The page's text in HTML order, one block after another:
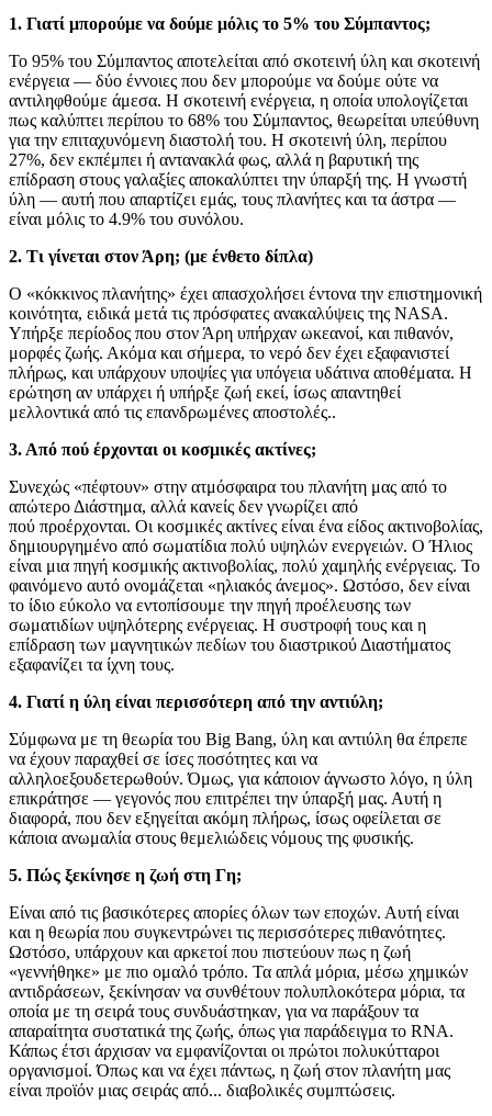
1. Γιατί μπορούμε να δούμε μόλις το 5% του Σύμπαντος;
Το 95% του Σύμπαντος αποτελείται από σκοτεινή ύλη και σκοτεινή
ενέργεια — δύο έννοιες που δεν μπορούμε να δούμε ούτε να
αντιληφθούμε άμεσα. Η σκοτεινή ενέργεια, η οποία υπολογίζεται
πως καλύπτει περίπου το 68% του Σύμπαντος, θεωρείται υπεύθυνη
για την επιταχυνόμενη διαστολή του. Η σκοτεινή ύλη, περίπου
27%, δεν εκπέμπει ή αντανακλά φως, αλλά η βαρυτική της
επίδραση στους γαλαξίες αποκαλύπτει την ύπαρξή της. Η γνωστή
ύλη — αυτή που απαρτίζει εμάς, τους πλανήτες και τα άστρα —
είναι μόλις το 4.9% του συνόλου.
2. Τι γίνεται στον Άρη; (με ένθετο δίπλα)
Ο «κόκκινος πλανήτης» έχει απασχολήσει έντονα την επιστημονική
κοινότητα, ειδικά μετά τις πρόσφατες ανακαλύψεις της NASA.
Υπήρξε περίοδος που στον Άρη υπήρχαν ωκεανοί, και πιθανόν,
μορφές ζωής. Ακόμα και σήμερα, το νερό δεν έχει εξαφανιστεί
πλήρως, και υπάρχουν υποψίες για υπόγεια υδάτινα αποθέματα. Η
ερώτηση αν υπάρχει ή υπήρξε ζωή εκεί, ίσως απαντηθεί
μελλοντικά από τις επανδρωμένες αποστολές..
3. Από πού έρχονται οι κοσμικές ακτίνες;
Συνεχώς «πέφτουν» στην ατμόσφαιρα του πλανήτη μας από το
απώτερο Διάστημα, αλλά κανείς δεν γνωρίζει από
πού προέρχονται. Οι κοσμικές ακτίνες είναι ένα είδος ακτινοβολίας,
δημιουργημένο από σωματίδια πολύ υψηλών ενεργειών. Ο Ήλιος
είναι μια πηγή κοσμικής ακτινοβολίας, πολύ χαμηλής ενέργειας. Το
φαινόμενο αυτό ονομάζεται «ηλιακός άνεμος». Ωστόσο, δεν είναι
το ίδιο εύκολο να εντοπίσουμε την πηγή προέλευσης των
σωματιδίων υψηλότερης ενέργειας. Η συστροφή τους και η
επίδραση των μαγνητικών πεδίων του διαστρικού Διαστήματος
εξαφανίζει τα ίχνη τους.
4. Γιατί η ύλη είναι περισσότερη από την αντιύλη;
Σύμφωνα με τη θεωρία του Big Bang, ύλη και αντιύλη θα έπρεπε
να έχουν παραχθεί σε ίσες ποσότητες και να
αλληλοεξουδετερωθούν. Όμως, για κάποιον άγνωστο λόγο, η ύλη
επικράτησε — γεγονός που επιτρέπει την ύπαρξή μας. Αυτή η
διαφορά, που δεν εξηγείται ακόμη πλήρως, ίσως οφείλεται σε
κάποια ανωμαλία στους θεμελιώδεις νόμους της φυσικής.
5. Πώς ξεκίνησε η ζωή στη Γη;
Είναι από τις βασικότερες απορίες όλων των εποχών. Αυτή είναι
και η θεωρία που συγκεντρώνει τις περισσότερες πιθανότητες.
Ωστόσο, υπάρχουν και αρκετοί που πιστεύουν πως η ζωή
«γεννήθηκε» με πιο ομαλό τρόπο. Τα απλά μόρια, μέσω χημικών
αντιδράσεων, ξεκίνησαν να συνθέτουν πολυπλοκότερα μόρια, τα
οποία με τη σειρά τους συνδυάστηκαν, για να παράξουν τα
απαραίτητα συστατικά της ζωής, όπως για παράδειγμα το RNA.
Κάπως έτσι άρχισαν να εμφανίζονται οι πρώτοι πολυκύτταροι
οργανισμοί. Όπως και να έχει πάντως, η ζωή στον πλανήτη μας
είναι προϊόν μιας σειράς από... διαβολικές συμπτώσεις.